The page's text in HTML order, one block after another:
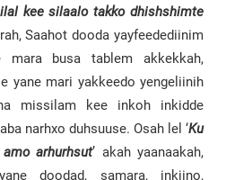
kee silaalo takko dhishshimte
Saahot dooda yayfeedediinim
mara busa tablem akkekkah,
yane mari yakkeedo yengeliinih
missilam kee inkoh inkidde
narhxo duhsuuse. Osah lel ‘Ku
arhurhsut’ akah yaanaakah,
doodad, samara, inkiino,